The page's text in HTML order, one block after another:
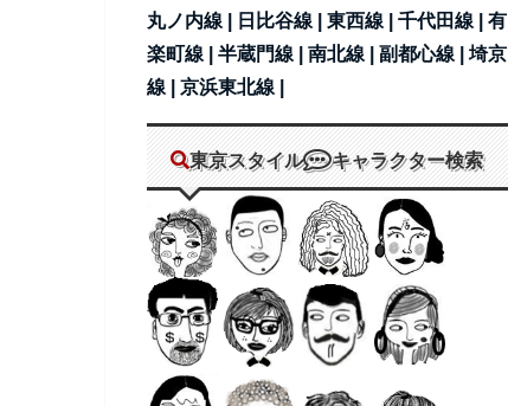
丸ノ内線 |
日比谷線 | 東西線 | 千代田線 | 有
楽町線 | 半蔵門線 | 南北線 | 副都心線 | 埼京
線 | 京浜東北線 |
東京スタイル キャラクター検索